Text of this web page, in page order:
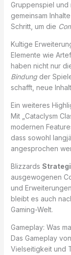
Gruppenspiel und
gemeinsam
Schritt, um die
Kultige
Elemente wie
haben nicht nur
Bindungder
schafft, neue
Ein weiteres
Mit „Cataclysm
modernen
dass sowohl
angesprochen
Blizzards
ausgewogenen
und
bleibt es auch
Gaming-Welt.
Gameplay: Was
Das Gameplay
Vielseitigkeit und